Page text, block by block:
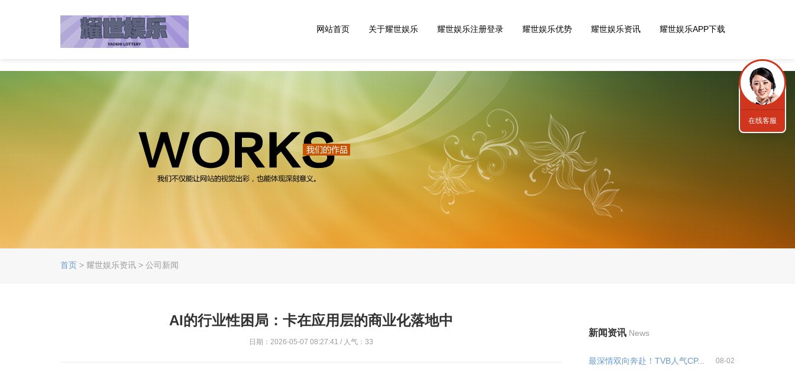
网站首页 关于耀世娱乐 耀世娱乐注册登录 耀世娱乐优势 耀世娱乐资讯 耀世娱乐APP下载
首页 > 耀世娱乐资讯 > 公司新闻
AI的行业性困局：卡在应用层的商业化落地中
日期：2026-05-07 08:27:41 / 人气：33
新闻资讯 News
最深情双向奔赴！TVB人气CP... 08-02
在线客服